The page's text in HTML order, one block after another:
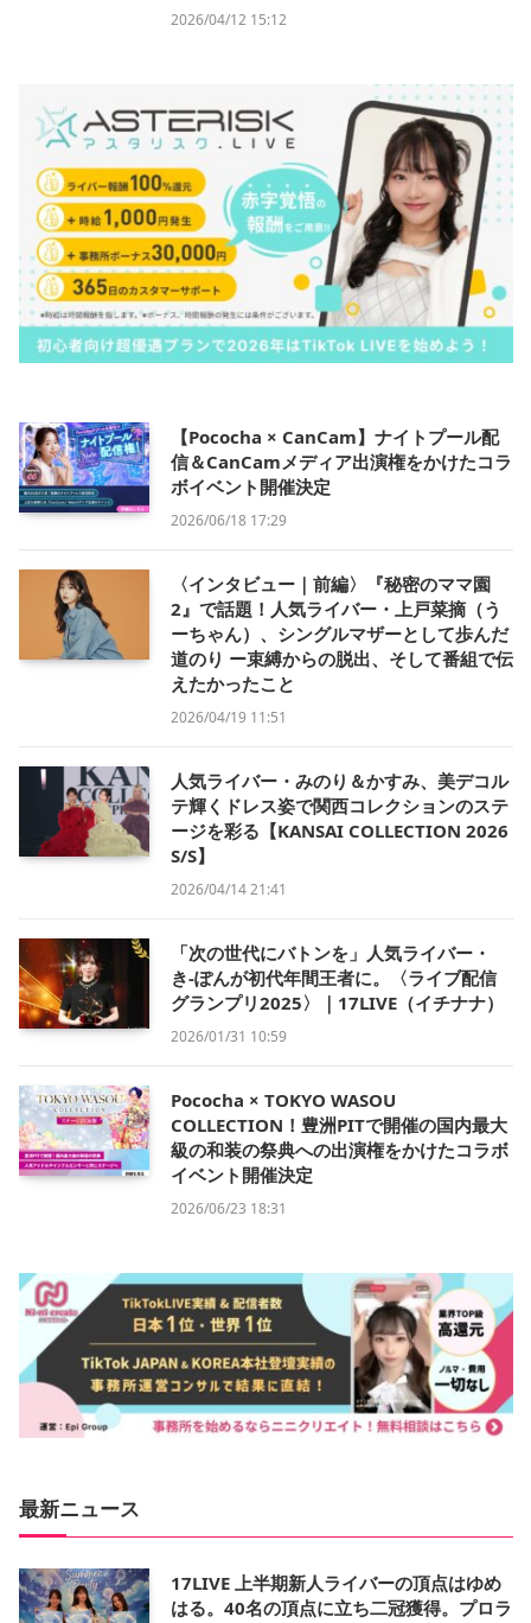
2026/04/12 15:12
【Pococha × CanCam】ナイトプール配
信＆CanCamメディア出演権をかけたコラ
ボイベント開催決定
2026/06/18 17:29
〈インタビュー｜前編〉『秘密のママ園
2』で話題！人気ライバー・上戸菜摘（う
ーちゃん）、シングルマザーとして歩んだ
道のり ー束縛からの脱出、そして番組で伝
えたかったこと
2026/04/19 11:51
人気ライバー・みのり＆かすみ、美デコル
テ輝くドレス姿で関西コレクションのステ
ージを彩る【KANSAI COLLECTION 2026
S/S】
2026/04/14 21:41
「次の世代にバトンを」人気ライバー・
き-ぽんが初代年間王者に。〈ライブ配信
グランプリ2025〉｜17LIVE（イチナナ）
2026/01/31 10:59
Pococha × TOKYO WASOU
COLLECTION！豊洲PITで開催の国内最大
級の和装の祭典への出演権をかけたコラボ
イベント開催決定
2026/06/23 18:31
最新ニュース
17LIVE 上半期新人ライバーの頂点はゆめ
はる。40名の頂点に立ち二冠獲得。プロラ